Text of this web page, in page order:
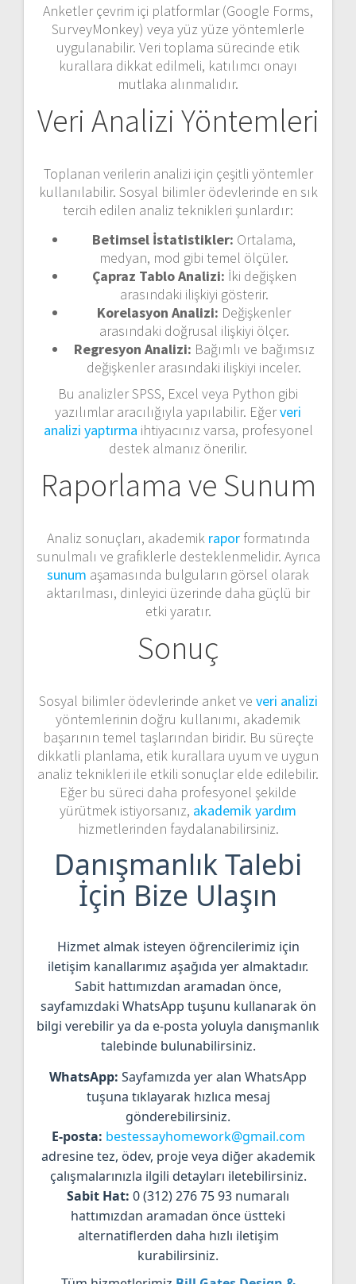
Anketler çevrim içi platformlar (Google Forms,
SurveyMonkey) veya yüz yüze yöntemlerle
uygulanabilir. Veri toplama sürecinde etik
kurallara dikkat edilmeli, katılımcı onayı
mutlaka alınmalıdır.
Veri Analizi Yöntemleri
Toplanan verilerin analizi için çeşitli yöntemler
kullanılabilir. Sosyal bilimler ödevlerinde en sık
tercih edilen analiz teknikleri şunlardır:
Betimsel İstatistikler: Ortalama,
medyan, mod gibi temel ölçüler.
Çapraz Tablo Analizi: İki değişken
arasındaki ilişkiyi gösterir.
Korelasyon Analizi: Değişkenler
arasındaki doğrusal ilişkiyi ölçer.
Regresyon Analizi: Bağımlı ve bağımsız
değişkenler arasındaki ilişkiyi inceler.
Bu analizler SPSS, Excel veya Python gibi
yazılımlar aracılığıyla yapılabilir. Eğerveri
analizi yaptırma ihtiyacınız varsa, profesyonel
destek almanız önerilir.
Raporlama ve Sunum
Analiz sonuçları, akademik raporformatında
sunulmalı ve grafiklerle desteklenmelidir. Ayrıca
sunum aşamasında bulguların görsel olarak
aktarılması, dinleyici üzerinde daha güçlü bir
etki yaratır.
Sonuç
Sosyal bilimler ödevlerinde anket ve veri analizi
yöntemlerinin doğru kullanımı, akademik
başarının temel taşlarından biridir. Bu süreçte
dikkatli planlama, etik kurallara uyum ve uygun
analiz teknikleri ile etkili sonuçlar elde edilebilir.
Eğer bu süreci daha profesyonel şekilde
yürütmek istiyorsanız, akademik yardım
hizmetlerinden faydalanabilirsiniz.
Danışmanlık Talebi
İçin Bize Ulaşın
Hizmet almak isteyen öğrencilerimiz için
iletişim kanallarımız aşağıda yer almaktadır.
Sabit hattımızdan aramadan önce,
sayfamızdaki WhatsApp tuşunu kullanarak ön
bilgi verebilir ya da e-posta yoluyla danışmanlık
talebinde bulunabilirsiniz.
WhatsApp: Sayfamızda yer alan WhatsApp
tuşuna tıklayarak hızlıca mesaj
gönderebilirsiniz.
E-posta: bestessayhomework@gmail.com
adresine tez, ödev, proje veya diğer akademik
çalışmalarınızla ilgili detayları iletebilirsiniz.
Sabit Hat: 0 (312) 276 75 93 numaralı
hattımızdan aramadan önce üstteki
alternatiflerden daha hızlı iletişim
kurabilirsiniz.